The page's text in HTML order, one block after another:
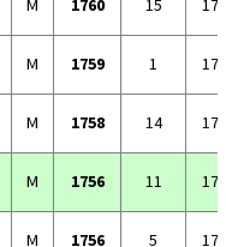
M 1760 15
M 1759 1
M 1758 14
M 1756 11
M 1756 5